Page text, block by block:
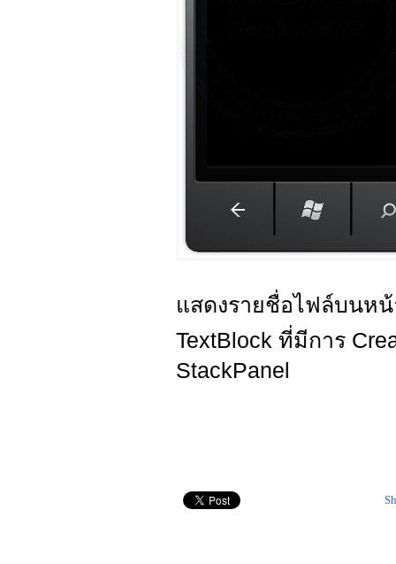
แสดงรายชื่อไฟล์บนห
TextBlock ที่มีการ
StackPanel